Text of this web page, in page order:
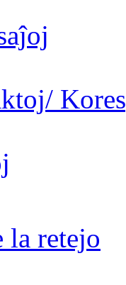
la retejo